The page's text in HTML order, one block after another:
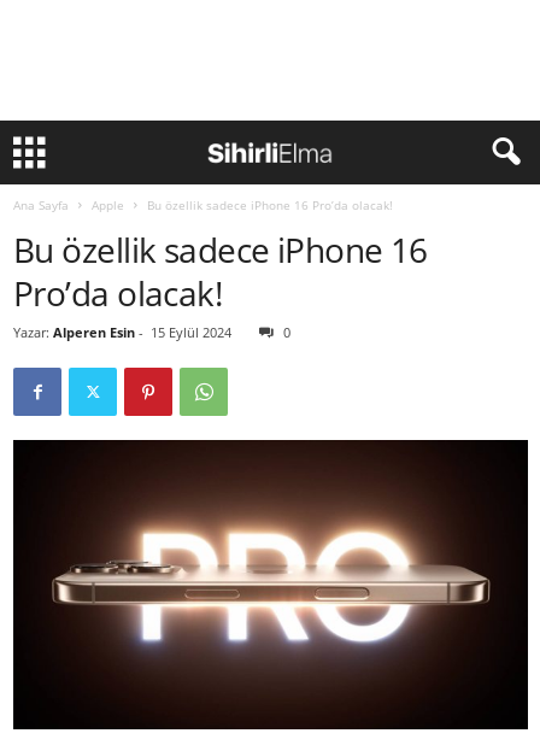
Ana Sayfa Apple Bu özellik sadece iPhone 16 Pro’da olacak!
Bu özellik sadece iPhone 16
Pro’da olacak!
Yazar: Alperen Esin - 15 Eylül 2024 0